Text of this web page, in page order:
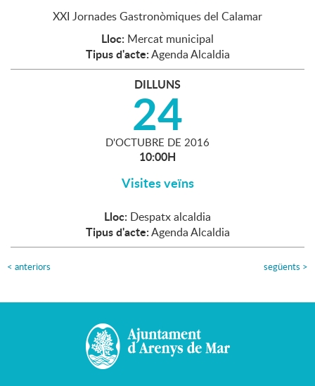
XXI Jornades Gastronòmiques del Calamar
Lloc: Mercat municipal
Tipus d'acte:Agenda Alcaldia
DILLUNS
24
D'OCTUBRE DE 2016
10:00H
Visites veïns
Lloc: Despatx alcaldia
Tipus d'acte:Agenda Alcaldia
< anteriors següents >